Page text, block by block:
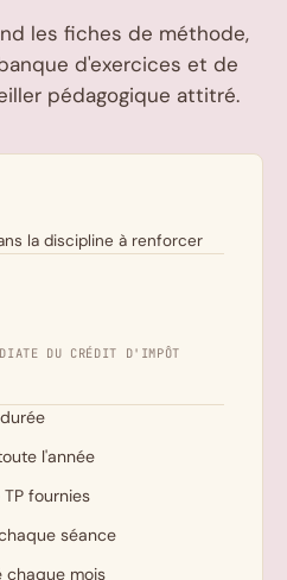
les fiches de méthode,
d'exercices et de
pédagogique attitré.
la discipline à renforcer
DU CRÉDIT D'IMPÔT
l'année
fournies
séance
chaque mois